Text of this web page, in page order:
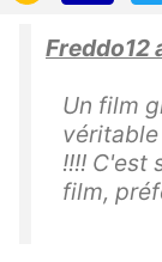
Freddo12
Un film
!!!! C'est
film,